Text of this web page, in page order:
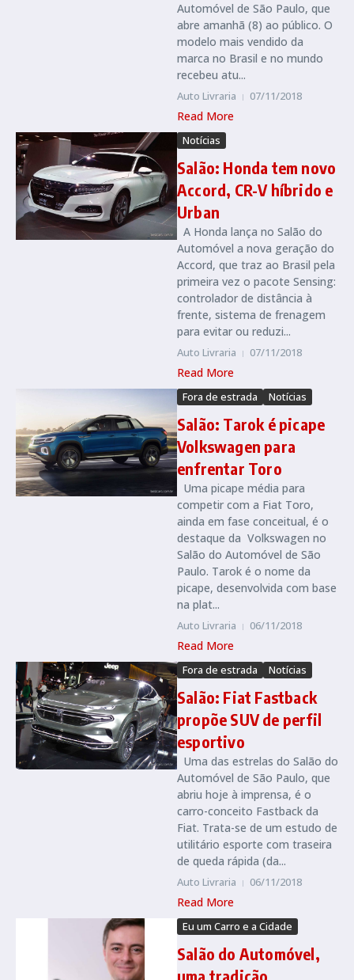
Automóvel de São Paulo, que
abre amanhã (8) ao público. O
modelo mais vendido da
marca no Brasil e no mundo
recebeu atu...
Auto Livraria 07/11/2018
Read More
Notícias
Salão: Honda tem novo
Accord, CR-V híbrido e
Urban
A Honda lança no Salão do
Automóvel a nova geração do
Accord, que traz ao Brasil pela
primeira vez o pacote Sensing:
controlador de distância à
frente, sistema de frenagem
para evitar ou reduzi...
Auto Livraria 07/11/2018
Read More
Fora de estrada Notícias
Salão: Tarok é picape
Volkswagen para
enfrentar Toro
Uma picape média para
competir com a Fiat Toro,
ainda em fase conceitual, é o
destaque da Volkswagen no
Salão do Automóvel de São
Paulo. Tarok é o nome da
picape, desenvolvida com base
na plat...
Auto Livraria 06/11/2018
Read More
Fora de estrada Notícias
Salão: Fiat Fastback
propõe SUV de perfil
esportivo
Uma das estrelas do Salão do
Automóvel de São Paulo, que
abriu hoje à imprensa, é o
carro-conceito Fastback da
Fiat. Trata-se de um estudo de
utilitário esporte com traseira
de queda rápida (da...
Auto Livraria 06/11/2018
Read More
Eu um Carro e a Cidade
Salão do Automóvel,
uma tradição